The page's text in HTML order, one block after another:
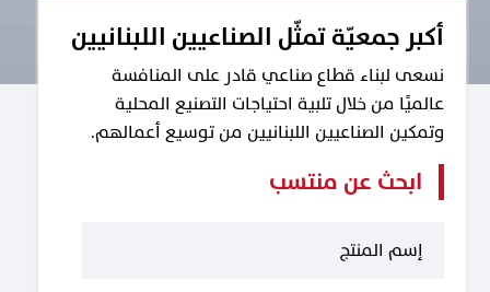
أكبر جمعيّة تمثّل الصناعيين اللبنانيين
نسعى لبناء قطاع صناعي قادر على المنافسة
عالميًا من خلال تلبية احتياجات التصنيع المحلية
وتمكين الصناعيين اللبنانيين من توسيع أعمالهم.
ابحث عن منتسب